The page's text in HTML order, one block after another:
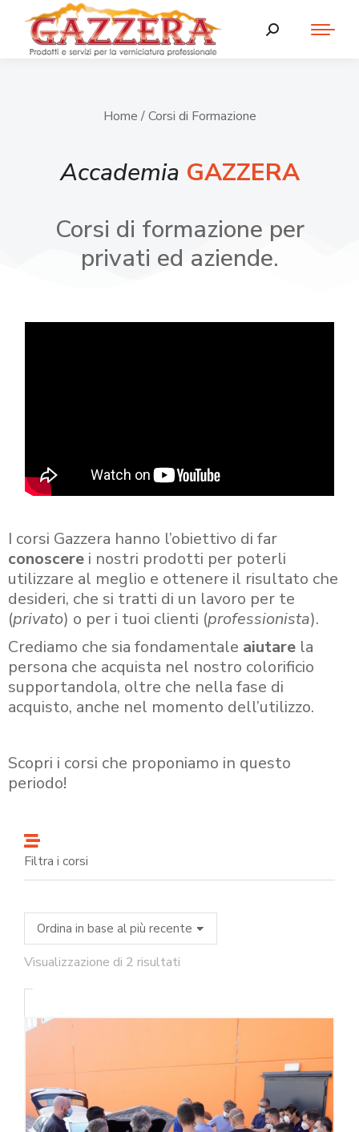
Home / Corsi di Formazione
Accademia GAZZERA
Corsi di formazione per
privati ed aziende.
I corsi Gazzera hanno l’obiettivo di far
conoscere i nostri prodotti per poterli
utilizzare al meglio e ottenere il risultato che
desideri, che si tratti di un lavoro per te
(privato) o per i tuoi clienti (professionista).
Crediamo che sia fondamentale aiutare la
persona che acquista nel nostro colorificio
supportandola, oltre che nella fase di
acquisto, anche nel momento dell’utilizzo.
Scopri i corsi che proponiamo in questo
periodo!
Filtra i corsi
Visualizzazione di 2 risultati